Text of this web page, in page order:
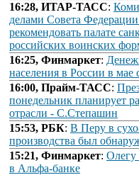
16:28, ИТАР-ТАСС:
делами Совета
рекомендовать палате
российских воинских
16:25, Финмаркет:
населения в России в мае
16:00, Прайм-ТАСС:
понедельник планирует
отрасли - С.Степашин
15:53, РБК: В Перу в
производства был
15:21, Финмаркет: Олегу
в Альфа-банке